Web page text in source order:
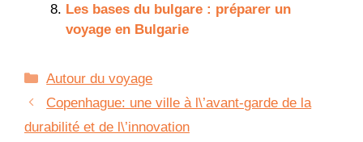
Les bases du bulgare : préparer un
voyage en Bulgarie
Catégories
Autour du voyage
Copenhague: une ville à l\’avant-garde de la
durabilité et de l\’innovation